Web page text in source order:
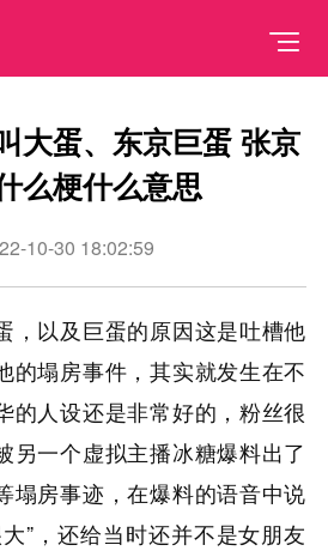
大蛋、东京巨蛋 张京
么梗什么意思
10-30 18:02:59
，以及巨蛋的原因这是吐槽他
的塌房事件，其实就发生在不
的人设还是非常好的，粉丝很
另一个虚拟主播冰糖爆料出了
塌房事迹，在爆料的语音中说
”，还给当时还并不是女朋友